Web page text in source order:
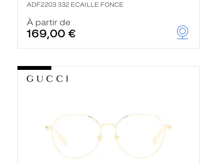
ADF2203 332 ECAILLE FONCE
À partir de
169,00 €